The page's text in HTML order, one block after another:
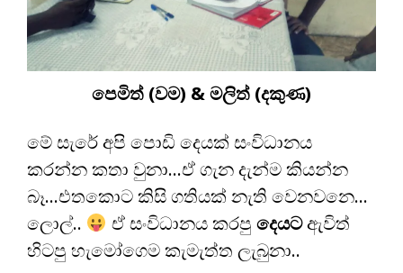
පෙමිත් (වම) & මලිත් (දකුණ)
මේ සැරේ අපි පොඩි දෙයක් සංවිධානය
කරන්න කතා වුනා…ඒ ගැන දැන්ම කියන්න
බෑ…එතකොට කිසි ගතියක් නැති වෙනවනෙ…
ලොල්..
ඒ සංවිධානය කරපු දෙයටඇවිත්
හිටපු හැමෝගෙම කැමැත්ත ලැබුනා..